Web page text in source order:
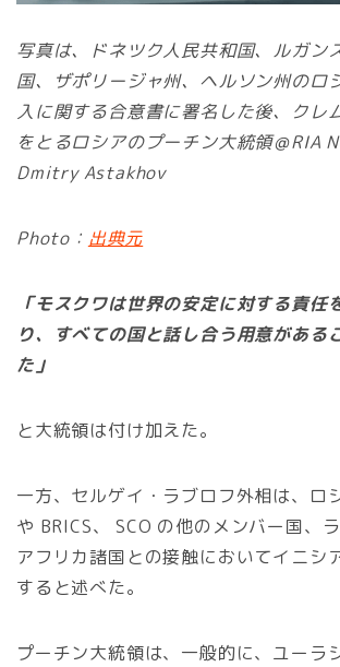
写真は、ドネツク人民共和国、ルガン
国、ザポリージャ州、ヘルソン州のロ
入に関する合意書に署名した後、クレ
をとるロシアのプーチン大統領＠RIA
Dmitry Astakhov
Photo： 出典元
「モスクワは世界の安定に対する責任
り、すべての国と話し合う用意がある
た」
と大統領は付け加えた。
一方、セルゲイ・ラブロフ外相は、ロ
や BRICS、 SCO の他のメンバー国、
アフリカ諸国との接触においてイニシ
すると述べた。
プーチン大統領は、一般的に、ユーラ